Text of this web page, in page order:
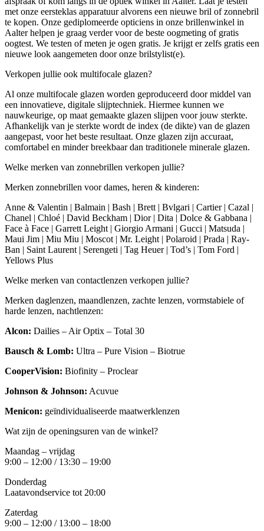
met onze eersteklas apparatuur alvorens een nieuwe bril of zonnebril
te kopen. Onze gediplomeerde opticiens in onze brillenwinkel in
Aalter helpen je graag verder voor de beste oogmeting of gratis
oogtest. We testen of meten je ogen gratis. Je krijgt er zelfs gratis een
nieuwe look aangemeten door onze brilstylist(e).
Verkopen jullie ook multifocale glazen?
Al onze multifocale glazen worden geproduceerd door middel van
een innovatieve, digitale slijptechniek. Hiermee kunnen we
nauwkeurige, op maat gemaakte glazen slijpen voor jouw sterkte.
Afhankelijk van je sterkte wordt de index (de dikte) van de glazen
aangepast, voor het beste resultaat. Onze glazen zijn accuraat,
comfortabel en minder breekbaar dan traditionele minerale glazen.
Welke merken van zonnebrillen verkopen jullie?
Merken zonnebrillen voor dames, heren & kinderen:
Anne & Valentin | Balmain | Bash | Brett | Bvlgari | Cartier | Cazal |
Chanel | Chloé | David Beckham | Dior | Dita | Dolce & Gabbana |
Face à Face | Garrett Leight | Giorgio Armani | Gucci | Matsuda |
Maui Jim | Miu Miu | Moscot | Mr. Leight | Polaroid | Prada | Ray-
Ban | Saint Laurent | Serengeti | Tag Heuer | Tod’s | Tom Ford |
Yellows Plus
Welke merken van contactlenzen verkopen jullie?
Merken daglenzen, maandlenzen, zachte lenzen, vormstabiele of
harde lenzen, nachtlenzen:
Alcon: Dailies – Air Optix – Total 30
Bausch & Lomb: Ultra – Pure Vision – Biotrue
CooperVision: Biofinity – Proclear
Johnson & Johnson: Acuvue
Menicon: geïndividualiseerde maatwerklenzen
Wat zijn de openingsuren van de winkel?
Maandag – vrijdag
9:00 – 12:00 / 13:30 – 19:00
Donderdag
Laatavondservice tot 20:00
Zaterdag
9:00 – 12:00 / 13:00 – 18:00